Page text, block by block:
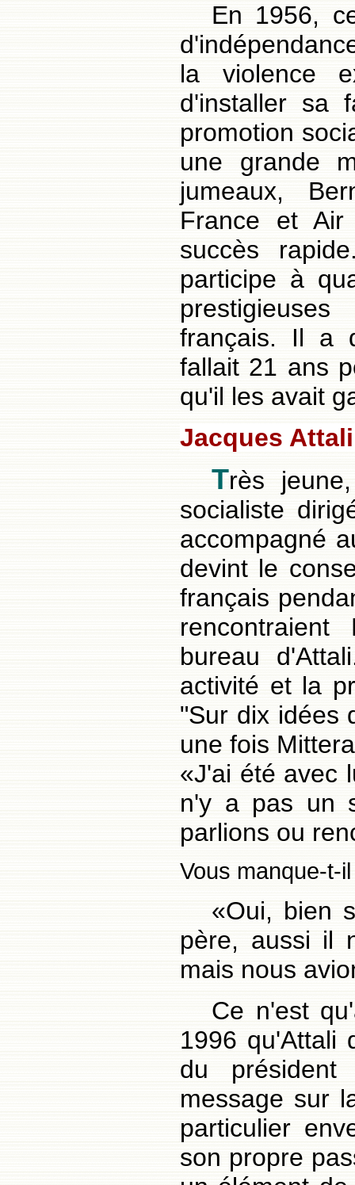
En 1956,
la violence
d'installer sa
promotion
une grande
jumeaux,
France et
succès
participe à
français. Il a
fallait 21 ans
qu'il les avait
Jacques
Très
socialiste
accompagné
devint le
français
bureau
activité et la
"Sur dix idées
une fois
«J'ai été avec
n'y a pas un
parlions ou
Vous manque-t-
«Oui, bien
père, aussi il
mais nous
Ce n'est
1996 qu'Attali
du
message sur
particulier
son propre